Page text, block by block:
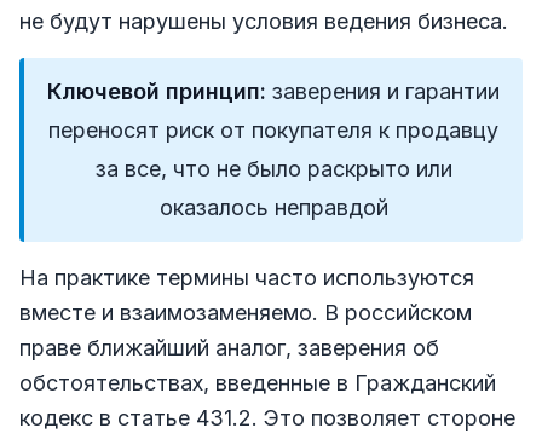
не будут нарушены условия ведения бизнеса.
Ключевой принцип: заверения и гарантии
переносят риск от покупателя к продавцу
за все, что не было раскрыто или
оказалось неправдой
На практике термины часто используются
вместе и взаимозаменяемо. В российском
праве ближайший аналог, заверения об
обстоятельствах, введенные в Гражданский
кодекс в статье 431.2. Это позволяет стороне